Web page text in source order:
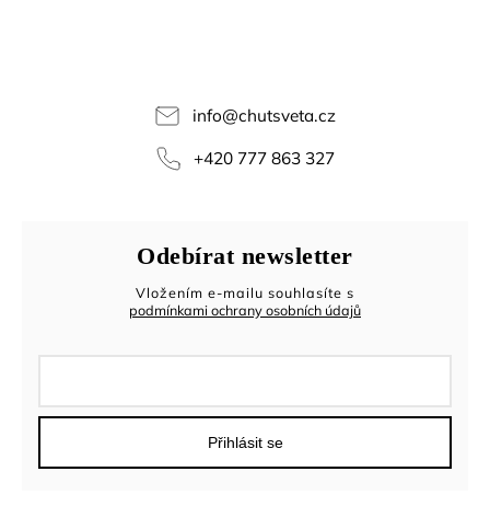
info@chutsveta.cz
+420 777 863 327
Odebírat newsletter
Vložením e-mailu souhlasíte s
podmínkami ochrany osobních údajů
Přihlásit se